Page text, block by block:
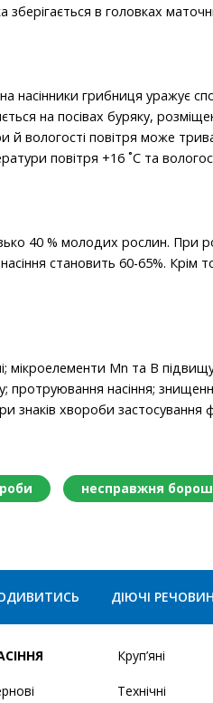
в головках
насінники грибниця уражує
на посівах буряку,
й вологості повітря може
повітря +16 ˚С та
40 % молодих рослин. При
становить 60-65%. Крім
Mn та B
протруювання насіння;
хвороби застосування
несправжня
ДІЮЧІ
Круп’яні
Технічні